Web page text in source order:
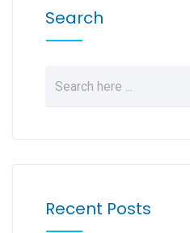
Search
Recent Posts